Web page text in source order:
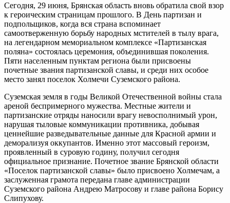
Сегодня, 29 июня, Брянская область вновь обратила свой взор
к героическим страницам прошлого. В День партизан и
подпольщиков, когда вся страна вспоминает
самоотверженную борьбу народных мстителей в тылу врага,
на легендарном мемориальном комплексе «Партизанская
поляна» состоялась церемония, объединившая поколения.
Пяти населенным пунктам региона были присвоены
почетные звания партизанской славы, и среди них особое
место занял поселок Холмечи Суземского района.
Суземская земля в годы Великой Отечественной войны стала
ареной беспримерного мужества. Местные жители и
партизанские отряды наносили врагу невосполнимый урон,
нарушая тыловые коммуникации противника, добывая
ценнейшие разведывательные данные для Красной армии и
деморализуя оккупантов. Именно этот массовый героизм,
проявленный в суровую годину, получил сегодня
официальное признание. Почетное звание Брянской области
«Поселок партизанской славы» было присвоено Холмечам, а
заслуженная грамота передана главе администрации
Суземского района Андрею Матросову и главе района Борису
Слипухову.